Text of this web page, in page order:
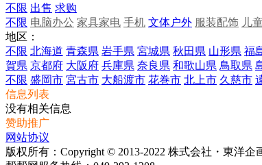
不限 出售 求购
不限 电脑办公 家具家电 手机 文体户外 服装配饰 儿
地区：
不限 北海道 青森県 岩手県 宮城県 秋田県 山形県 福
賀県 京都府 大阪府 兵庫県 奈良県 和歌山県 鳥取県
不限 盛岡市 宮古市 大船渡市 花巻市 北上市 久慈市
信息列表
没有相关信息
赞助推广
网站协议
版权所有：Copyright © 2013-2022 株式会社・東洋企